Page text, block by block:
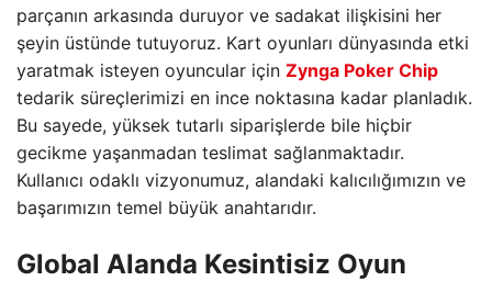
parçanın arkasında duruyor ve sadakat ilişkisini her
şeyin üstünde tutuyoruz. Kart oyunları dünyasında etki
yaratmak isteyen oyuncular için Zynga Poker Chip
tedarik süreçlerimizi en ince noktasına kadar planladık.
Bu sayede, yüksek tutarlı siparişlerde bile hiçbir
gecikme yaşanmadan teslimat sağlanmaktadır.
Kullanıcı odaklı vizyonumuz, alandaki kalıcılığımızın ve
başarımızın temel büyük anahtarıdır.
Global Alanda Kesintisiz Oyun